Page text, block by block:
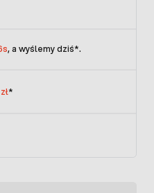
, a wyślemy dziś*.
*